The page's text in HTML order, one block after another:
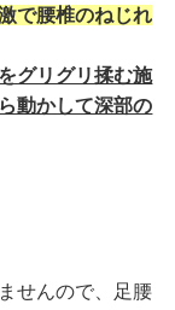
で腰椎のねじれ
グリグリ揉む施
動かして深部の
せんので、足腰